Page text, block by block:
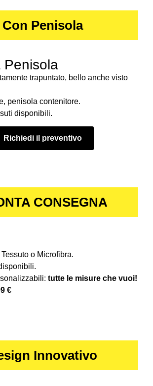
Con Penisola
Penisola
trapuntato, bello anche visto
penisola contenitore.
disponibili.
Richiedi il preventivo
CONSEGNA
o Microfibra.
tutte le misure che vuoi!
€
Innovativo